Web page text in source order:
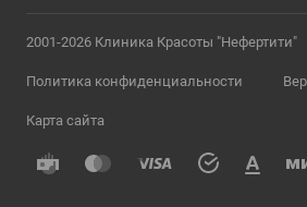
2001-2026 Клиника Красоты "Нефертити"
Политика конфиденциальности
Карта сайта